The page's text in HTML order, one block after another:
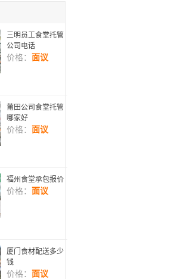
三明员工食堂托管
公司电话
价格： 面议
莆田公司食堂托管
哪家好
价格： 面议
福州食堂承包报价
价格： 面议
厦门食材配送多少
钱
价格： 面议